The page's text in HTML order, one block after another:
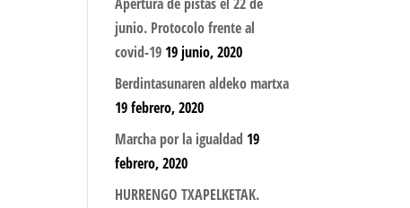
junio. Protocolo frente al
covid-19 19 junio, 2020
Berdintasunaren aldeko martxa
19 febrero, 2020
Marcha por la igualdad 19
febrero, 2020
HURRENGO TXAPELKETAK.